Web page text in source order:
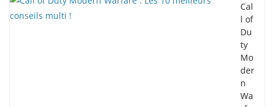
Cal
l of
Du
ty
Mo
der
n
Wa